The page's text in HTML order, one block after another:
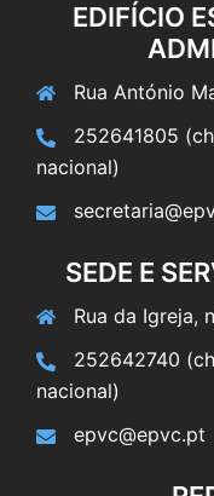
EDIFÍCIO
Rua António
252641805
nacional)
SEDE E
Rua da Igreja,
252642740
nacional)
epvc@epvc.pt